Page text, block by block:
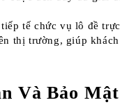
tế chức vụ lô đề
thị trường, giúp
Và Bảo